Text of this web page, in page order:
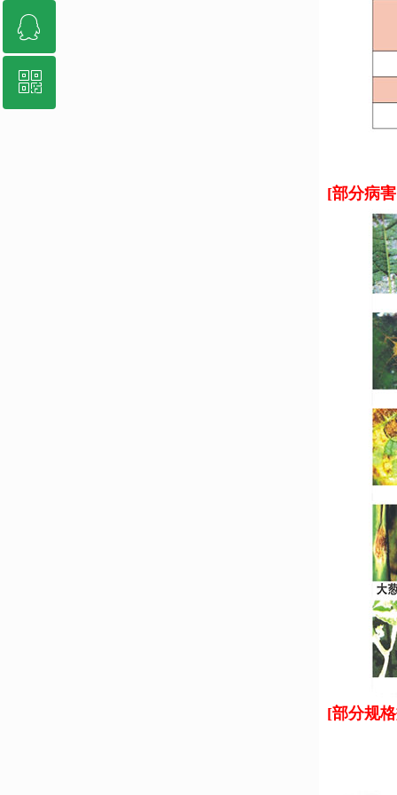
[部分病
[部分规
010-65447841
ꁗ
QQ客服
ꀥ